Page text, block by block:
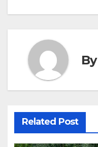
By
Related Post